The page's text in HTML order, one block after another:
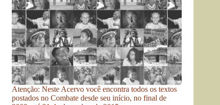
Atenção: Neste Acervo você encontra todos os textos
postados no Combate desde seu início, no final de